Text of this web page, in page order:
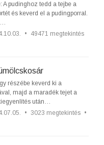
A pudinghoz tedd a tejbe a
és keverd el a pudingporral.
•
49471 megtekintés
részébe keverd ki a
majd a maradék tejet a
után…
• 3023 megtekintés •